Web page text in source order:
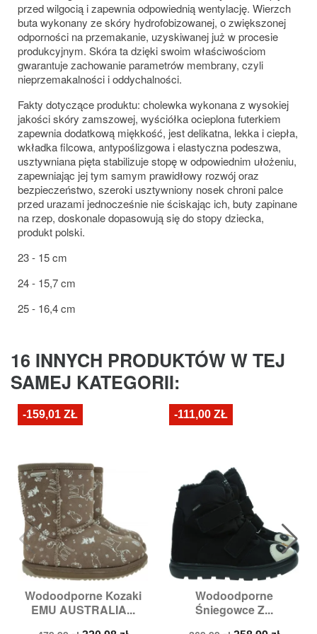
przed wilgocią i zapewnia odpowiednią wentylację. Wierzch
buta wykonany ze skóry hydrofobizowanej, o zwiększonej
odporności na przemakanie, uzyskiwanej już w procesie
produkcyjnym. Skóra ta dzięki swoim właściwościom
gwarantuje zachowanie parametrów membrany, czyli
nieprzemakalności i oddychalności.
Fakty dotyczące produktu: cholewka wykonana z wysokiej
jakości skóry zamszowej, wyściółka ocieplona futerkiem
zapewnia dodatkową miękkość, jest delikatna, lekka i ciepła,
wkładka filcowa, antypoślizgowa i elastyczna podeszwa,
usztywniana pięta stabilizuje stopę w odpowiednim ułożeniu,
zapewniając jej tym samym prawidłowy rozwój oraz
bezpieczeństwo, szeroki usztywniony nosek chroni palce
przed urazami jednocześnie nie ściskając ich, buty zapinane
na rzep, doskonale dopasowują się do stopy dziecka,
produkt polski.
23 - 15 cm
24 - 15,7 cm
25 - 16,4 cm
16 INNYCH PRODUKTÓW W TEJ
SAMEJ KATEGORII:
Wodoodporne Kozaki
EMU AUSTRALIA...
-159,01 ZŁ
Wodoodporne
Śniegowce Z...
-111,00 ZŁ